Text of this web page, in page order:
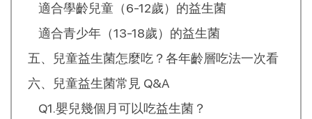
適合學齡兒童（6-12歲）的益生菌
適合青少年（13-18歲）的益生菌
五、兒童益生菌怎麼吃？各年齡層吃法一次看
六、兒童益生菌常見 Q&A
Q1.嬰兒幾個月可以吃益生菌？